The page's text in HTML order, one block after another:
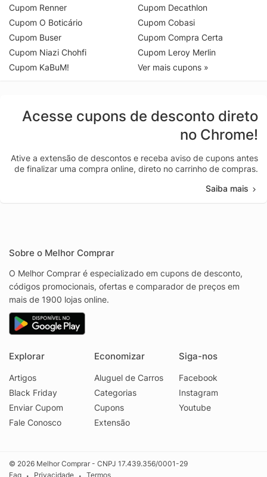
Cupom Renner
Cupom O Boticário
Cupom Buser
Cupom Niazi Chohfi
Cupom KaBuM!
Cupom Decathlon
Cupom Cobasi
Cupom Compra Certa
Cupom Leroy Merlin
Ver mais cupons »
Acesse cupons de desconto direto
no Chrome!
Ative a extensão de descontos e receba aviso de cupons antes
de finalizar uma compra online, direto no carrinho de compras.
Saiba mais
Sobre o Melhor Comprar
O Melhor Comprar é especializado em cupons de desconto,
códigos promocionais, ofertas e comparador de preços em
mais de 1900 lojas online.
Explorar
Artigos
Black Friday
Enviar Cupom
Fale Conosco
Economizar
Aluguel de Carros
Categorias
Cupons
Extensão
Siga-nos
Facebook
Instagram
Youtube
© 2026 Melhor Comprar - CNPJ 17.439.356/0001-29